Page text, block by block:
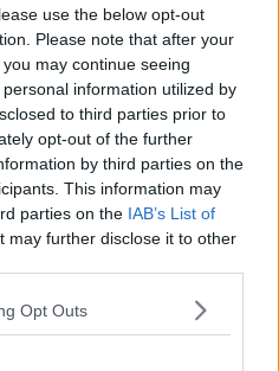
use the below opt-out
Please note that after your
may continue seeing
information utilized by
to third parties prior to
opt-out of the further
by third parties on the
This information may
parties on the IAB’s List of
may further disclose it to other
Opt Outs
9 alle 17 sia a livello nazionale
sono quelle di maggior traffico di
dalle 6 alle 9 e dalle 18 alle
regionalila cui circolazione è
disponibile da Trenitalia.
la finestra di sciopero è di
toscane e tra i diversi bacini di
sapere l'articolazione dettagliata
22
17 alle 21 Ex Busitalia e dalle